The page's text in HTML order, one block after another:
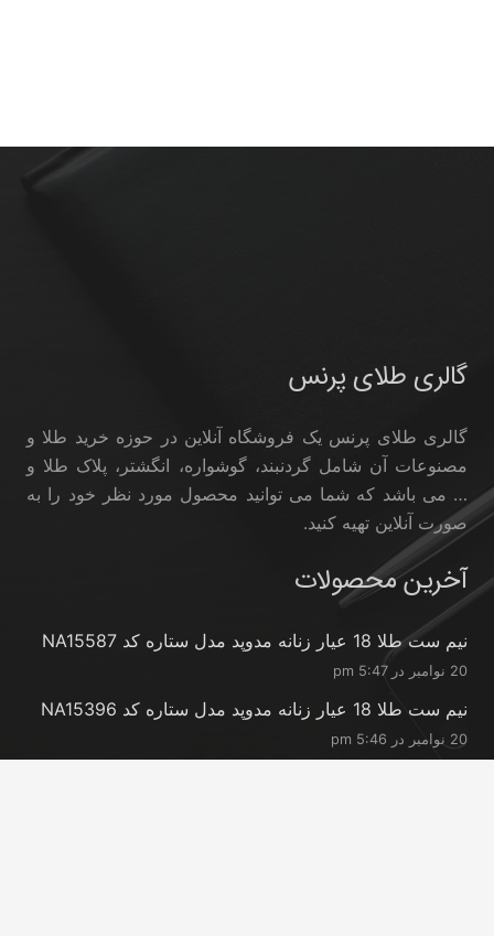
گالری طلای پرنس
گالری طلای پرنس یک فروشگاه آنلاین در حوزه خرید طلا و
مصنوعات آن شامل گردنبند، گوشواره، انگشتر، پلاک طلا و
… می باشد که شما می توانید محصول مورد نظر خود را به
صورت آنلاین تهیه کنید.
آخرین محصولات
نیم ست طلا 18 عیار زنانه مدوپد مدل ستاره کد NA15587
20 نوامبر در 5:47 pm
نیم ست طلا 18 عیار زنانه مدوپد مدل ستاره کد NA15396
20 نوامبر در 5:46 pm